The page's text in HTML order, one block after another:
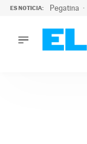
ES NOTICIA: Pegatina